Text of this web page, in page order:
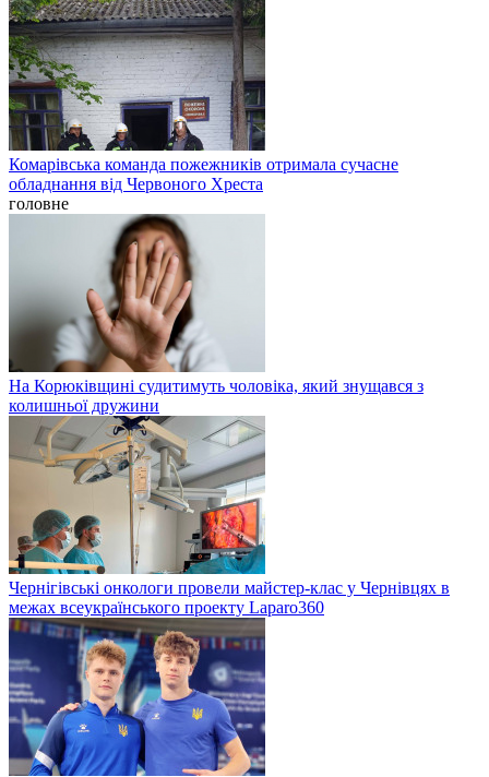
Комарівська команда пожежників отримала сучасне
обладнання від Червоного Хреста
головне
На Корюківщині судитимуть чоловіка, який знущався з
колишньої дружини
Чернігівські онкологи провели майстер-клас у Чернівцях в
межах всеукраїнського проекту Laparo360